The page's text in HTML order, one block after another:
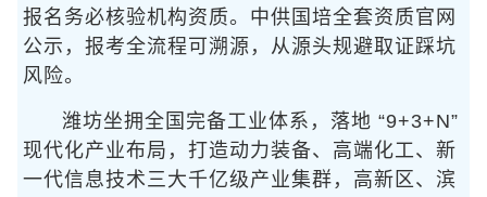
报名务必核验机构资质。中供国培全套资质官网
公示，报考全流程可溯源，从源头规避取证踩坑
风险。
潍坊坐拥全国完备工业体系，落地 “9+3+N”
现代化产业布局，打造动力装备、高端化工、新
一代信息技术三大千亿级产业集群，高新区、滨